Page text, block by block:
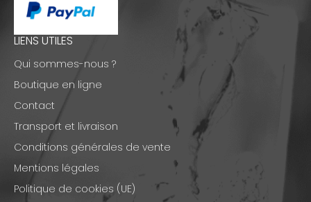
LIENS UTILES
Qui sommes-nous ?
Boutique en ligne
Contact
Transport et livraison
Conditions générales de vente
Mentions légales
Politique de cookies (UE)